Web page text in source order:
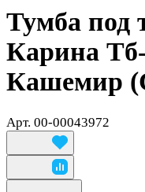
Тумба под
Карина
Кашемир
Арт. 00-00043972